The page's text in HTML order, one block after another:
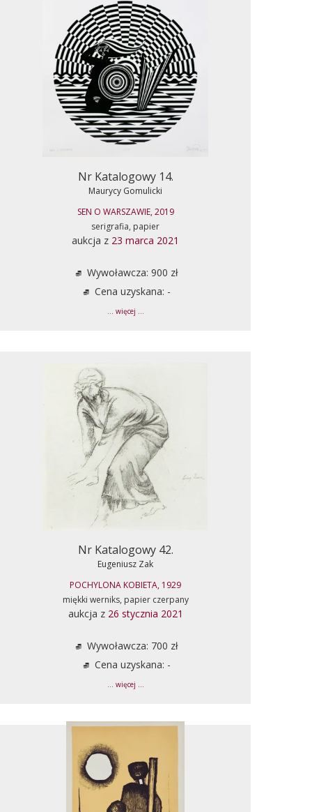
Nr Katalogowy 14.
Maurycy Gomulicki
SEN O WARSZAWIE, 2019
serigrafia, papier
aukcja z 23 marca 2021
Wywoławcza: 900 zł
Cena uzyskana: -
... więcej ...
Nr Katalogowy 42.
Eugeniusz Zak
POCHYLONA KOBIETA, 1929
miękki werniks, papier czerpany
aukcja z 26 stycznia 2021
Wywoławcza: 700 zł
Cena uzyskana: -
... więcej ...